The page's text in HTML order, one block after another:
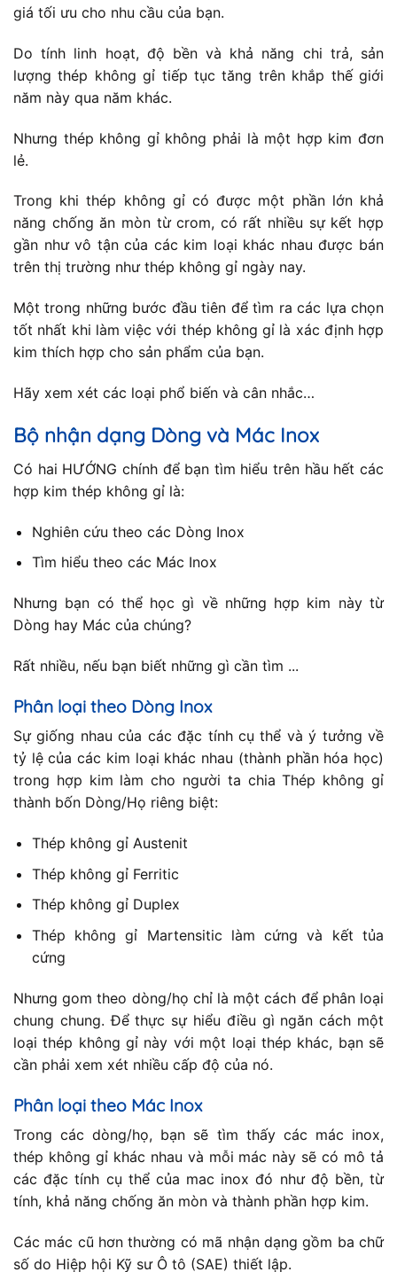
giá tối ưu cho nhu cầu của bạn.
Do tính linh hoạt, độ bền và khả năng chi trả, sản
lượng thép không gỉ tiếp tục tăng trên khắp thế giới
năm này qua năm khác.
Nhưng thép không gỉ không phải là một hợp kim đơn
lẻ.
Trong khi thép không gỉ có được một phần lớn khả
năng chống ăn mòn từ crom, có rất nhiều sự kết hợp
gần như vô tận của các kim loại khác nhau được bán
trên thị trường như thép không gỉ ngày nay.
Một trong những bước đầu tiên để tìm ra các lựa chọn
tốt nhất khi làm việc với thép không gỉ là xác định hợp
kim thích hợp cho sản phẩm của bạn.
Hãy xem xét các loại phổ biến và cân nhắc…
Bộ nhận dạng Dòng và Mác Inox
Có hai HƯỚNG chính để bạn tìm hiểu trên hầu hết các
hợp kim thép không gỉ là:
Nghiên cứu theo các Dòng Inox
Tìm hiểu theo các Mác Inox
Nhưng bạn có thể học gì về những hợp kim này từ
Dòng hay Mác của chúng?
Rất nhiều, nếu bạn biết những gì cần tìm ...
Phân loại theo Dòng Inox
Sự giống nhau của các đặc tính cụ thể và ý tưởng về
tỷ lệ của các kim loại khác nhau (thành phần hóa học)
trong hợp kim làm cho người ta chia Thép không gỉ
thành bốn Dòng/Họ riêng biệt:
Thép không gỉ Austenit
Thép không gỉ Ferritic
Thép không gỉ Duplex
Thép không gỉ Martensitic làm cứng và kết tủa
cứng
Nhưng gom theo dòng/họ chỉ là một cách để phân loại
chung chung. Để thực sự hiểu điều gì ngăn cách một
loại thép không gỉ này với một loại thép khác, bạn sẽ
cần phải xem xét nhiều cấp độ của nó.
Phân loại theo Mác Inox
Trong các dòng/họ, bạn sẽ tìm thấy các mác inox,
thép không gỉ khác nhau và mỗi mác này sẽ có mô tả
các đặc tính cụ thể của mac inox đó như độ bền, từ
tính, khả năng chống ăn mòn và thành phần hợp kim.
Các mác cũ hơn thường có mã nhận dạng gồm ba chữ
số do Hiệp hội Kỹ sư Ô tô (SAE) thiết lập.